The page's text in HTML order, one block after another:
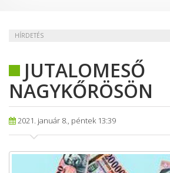
HÍRDETÉS
JUTALOMESŐ
NAGYKŐRÖSÖN
2021. január 8., péntek 13:39